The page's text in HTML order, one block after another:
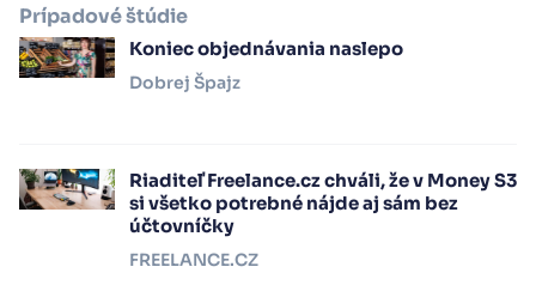
Prípadové štúdie
Koniec objednávania naslepo
Dobrej Špajz
Riaditeľ Freelance.cz chváli, že v Money S3
si všetko potrebné nájde aj sám bez
účtovníčky
FREELANCE.CZ